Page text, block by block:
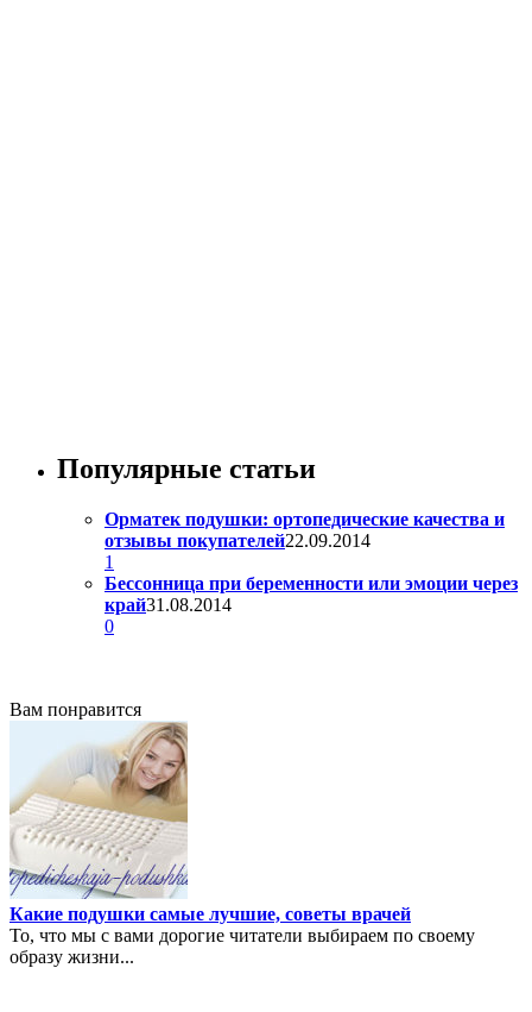
Популярные статьи
Орматек подушки: ортопедические качества и
отзывы покупателей22.09.2014
1
Бессонница при беременности или эмоции через
край31.08.2014
0
Вам понравится
Какие подушки самые лучшие, советы врачей
То, что мы с вами дорогие читатели выбираем по своему
образу жизни...